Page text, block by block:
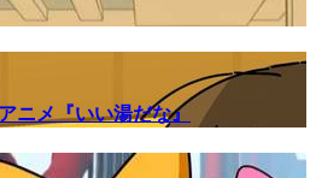
ニメ『いい湯だな』